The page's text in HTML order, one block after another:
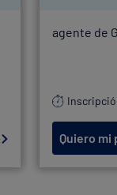
agente de
Quiero mi